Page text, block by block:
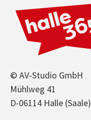
© AV-Studio GmbH
Mühlweg 41
D-06114 Halle (Saale)